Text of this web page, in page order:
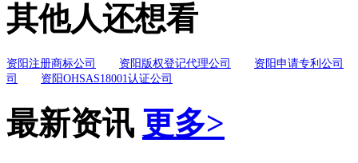
其他人还想看
资阳注册商标公司 资阳版权登记代理公司
资阳申请专利公司
司
资阳OHSAS18001认证公司
最新资讯 更多>